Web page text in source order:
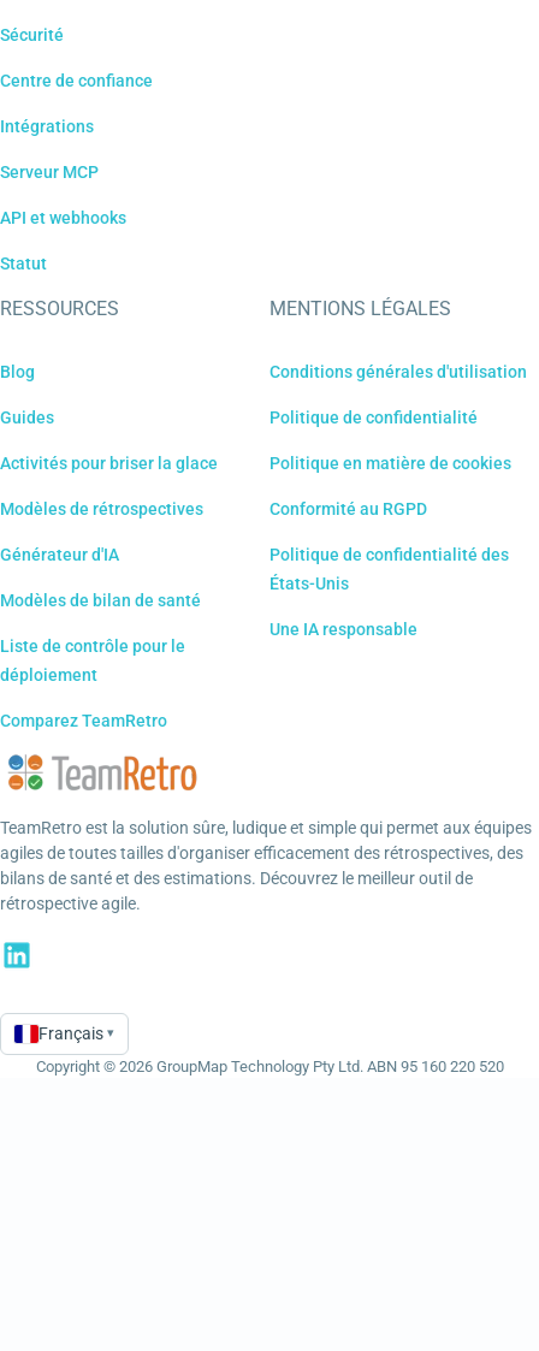
Sécurité
Centre de confiance
Intégrations
Serveur MCP
API et webhooks
Statut
RESSOURCES
Blog
Guides
Activités pour briser la glace
Modèles de rétrospectives
Générateur d'IA
Modèles de bilan de santé
Liste de contrôle pour le
déploiement
Comparez TeamRetro
MENTIONS LÉGALES
Conditions générales d'utilisation
Politique de confidentialité
Politique en matière de cookies
Conformité au RGPD
Politique de confidentialité des
États-Unis
Une IA responsable
TeamRetro est la solution sûre, ludique et simple qui permet aux équipes
agiles de toutes tailles d'organiser efficacement des rétrospectives, des
bilans de santé et des estimations. Découvrez le meilleur outil de
rétrospective agile.
Language
Français ▾
Copyright © 2026 GroupMap Technology Pty Ltd. ABN 95 160 220 520